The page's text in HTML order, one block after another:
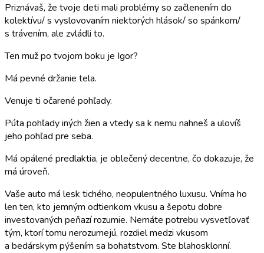
Priznávaš, že tvoje deti mali problémy so začlenením do
kolektívu/ s vyslovovaním niektorých hlások/ so spánkom/
s trávením, ale zvládli to.
Ten muž po tvojom boku je Igor?
Má pevné držanie tela.
Venuje ti očarené pohľady.
Púta pohľady iných žien a vtedy sa k nemu nahneš a ulovíš
jeho pohľad pre seba.
Má opálené predlaktia, je oblečený decentne, čo dokazuje, že
má úroveň.
Vaše auto má lesk tichého, neopulentného luxusu. Vníma ho
len ten, kto jemným odtienkom vkusu a šepotu dobre
investovaných peňazí rozumie. Nemáte potrebu vysvetľovať
tým, ktorí tomu nerozumejú, rozdiel medzi vkusom
a bedárskym pýšením sa bohatstvom. Ste blahosklonní.